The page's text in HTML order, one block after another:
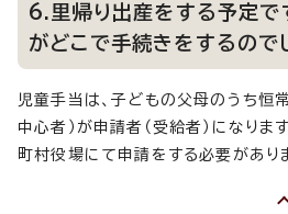
6.里帰り出産をする予定で
がどこで手続きをするので
児童手当は、子どもの父母のうち恒
中心者）が申請者（受給者）になりま
町村役場にて申請をする必要があり